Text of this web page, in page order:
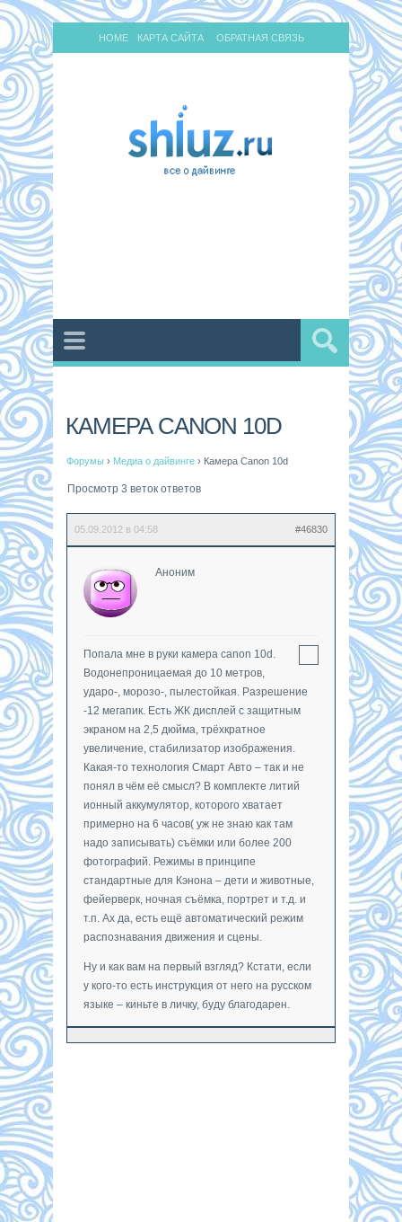
HOME КАРТА САЙТА ОБРАТНАЯ СВЯЗЬ
КАМЕРА CANON 10D
Форумы › Медиа о дайвинге › Камера Canon 10d
Просмотр 3 веток ответов
05.09.2012 в 04:58 #46830
Аноним
Попала мне в руки камера canon 10d.
Водонепроницаемая до 10 метров,
ударо-, морозо-, пылестойкая. Разрешение
-12 мегапик. Есть ЖК дисплей с защитным
экраном на 2,5 дюйма, трёхкратное
увеличение, стабилизатор изображения.
Какая-то технология Смарт Авто – так и не
понял в чём её смысл? В комплекте литий
ионный аккумулятор, которого хватает
примерно на 6 часов( уж не знаю как там
надо записывать) съёмки или более 200
фотографий. Режимы в принципе
стандартные для Кэнона – дети и животные,
фейерверк, ночная съёмка, портрет и т.д. и
т.п. Ах да, есть ещё автоматический режим
распознавания движения и сцены.
Ну и как вам на первый взгляд? Кстати, если
у кого-то есть инструкция от него на русском
языке – киньте в личку, буду благодарен.